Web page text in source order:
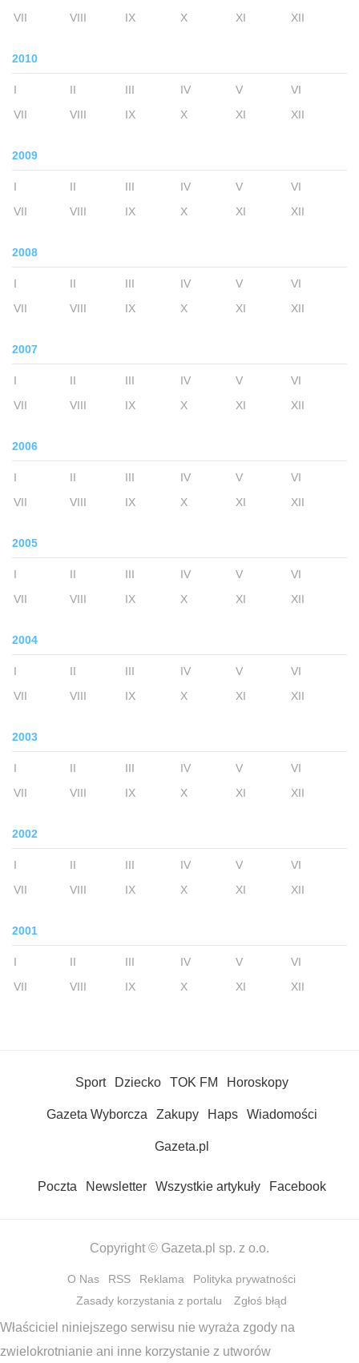
VII
VIII IX X XI XII
2010
I II III IV V
VI
VII
VIII IX X XI XII
2009
I II III IV V
VI
VII
VIII IX X XI XII
2008
I II III IV V
VI
VII
VIII IX X XI XII
2007
I II III IV V
VI
VII
VIII IX X XI XII
2006
I II III IV V
VI
VII
VIII IX X XI XII
2005
I II III IV V
VI
VII
VIII IX X XI XII
2004
I II III IV V
VI
VII
VIII IX X XI XII
2003
I II III IV V
VI
VII
VIII IX X XI XII
2002
I II III IV V
VI
VII
VIII IX X XI XII
2001
I II III IV V
VI
VII
VIII IX X XI XII
Sport Dziecko TOK FM Horoskopy
Gazeta Wyborcza Zakupy Haps Wiadomości
Gazeta.pl
Poczta Newsletter Wszystkie artykuły Facebook
Copyright © Gazeta.pl sp. z o.o.
O Nas RSS Reklama
Polityka prywatności
Zasady korzystania z portalu
Zgłoś błąd
Właściciel niniejszego serwisu nie wyraża zgody na
zwielokrotnianie ani inne korzystanie z utworów